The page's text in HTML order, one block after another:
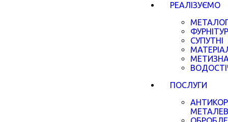
РЕАЛІЗУЄМО
СУПУТНІ
ПОСЛУГИ